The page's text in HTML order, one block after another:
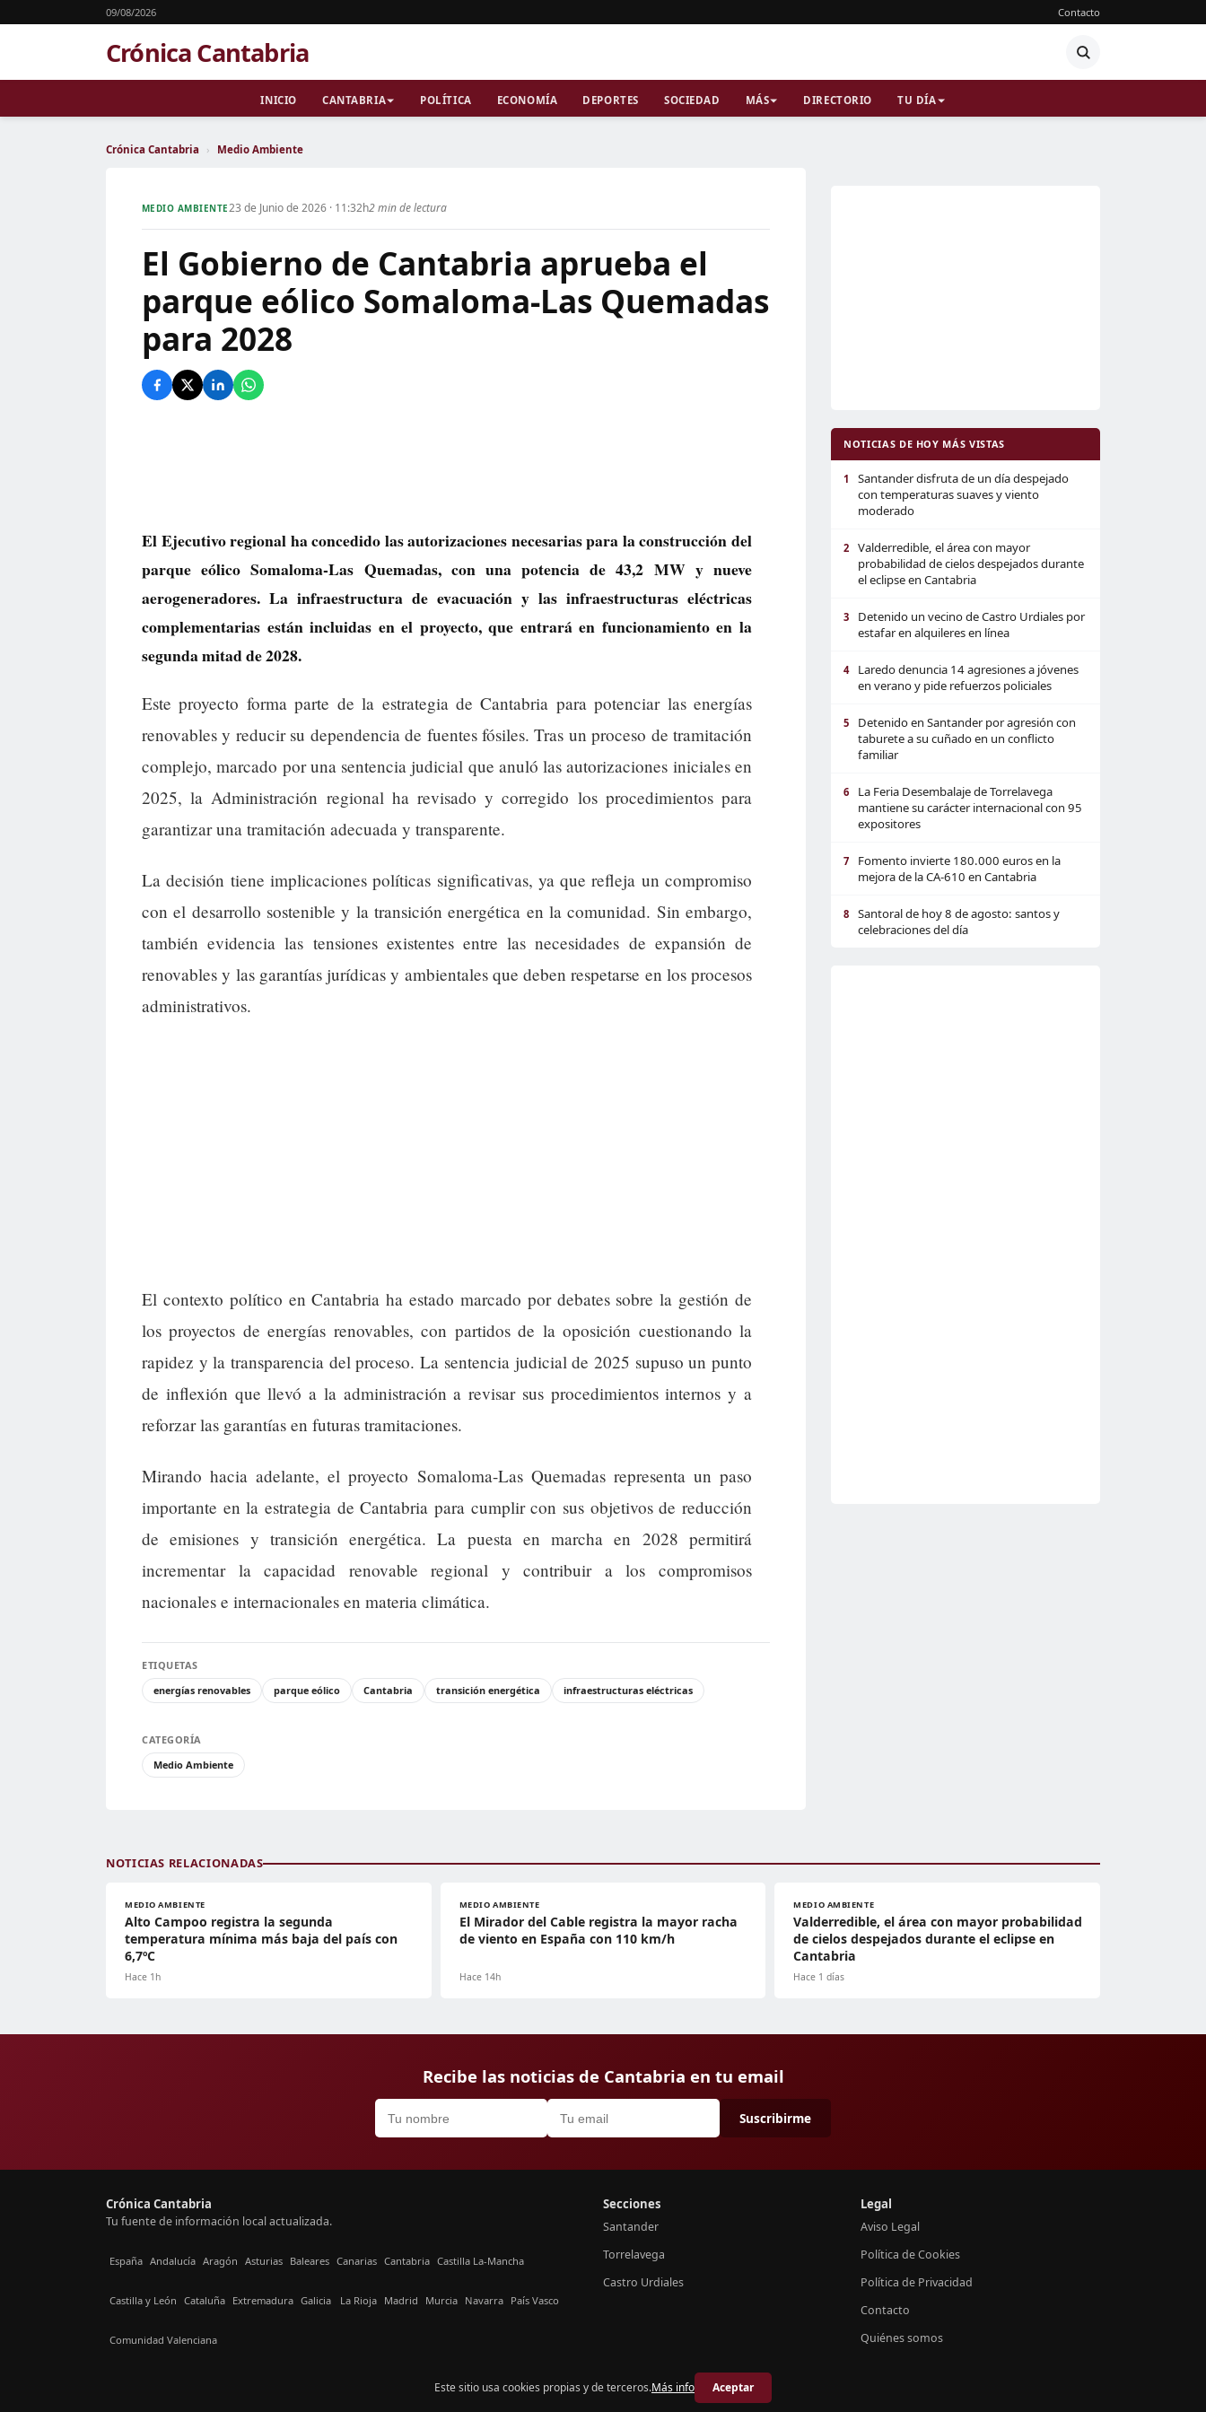
09/08/2026 Contacto
Crónica Cantabria
INICIO CANTABRIA POLÍTICA ECONOMÍA DEPORTES SOCIEDAD MÁS DIRECTORIO TU DÍA
Crónica Cantabria › Medio Ambiente
MEDIO AMBIENTE23 de Junio de 2026 · 11:32h2 min de lectura
El Gobierno de Cantabria aprueba el
parque eólico Somaloma-Las Quemadas
para 2028
El Ejecutivo regional ha concedido las autorizaciones necesarias para la construcción del
parque eólico Somaloma-Las Quemadas, con una potencia de 43,2 MW y nueve
aerogeneradores. La infraestructura de evacuación y las infraestructuras eléctricas
complementarias están incluidas en el proyecto, que entrará en funcionamiento en la
segunda mitad de 2028.
Este proyecto forma parte de la estrategia de Cantabria para potenciar las energías
renovables y reducir su dependencia de fuentes fósiles. Tras un proceso de tramitación
complejo, marcado por una sentencia judicial que anuló las autorizaciones iniciales en
2025, la Administración regional ha revisado y corregido los procedimientos para
garantizar una tramitación adecuada y transparente.
La decisión tiene implicaciones políticas significativas, ya que refleja un compromiso
con el desarrollo sostenible y la transición energética en la comunidad. Sin embargo,
también evidencia las tensiones existentes entre las necesidades de expansión de
renovables y las garantías jurídicas y ambientales que deben respetarse en los procesos
administrativos.
El contexto político en Cantabria ha estado marcado por debates sobre la gestión de
los proyectos de energías renovables, con partidos de la oposición cuestionando la
rapidez y la transparencia del proceso. La sentencia judicial de 2025 supuso un punto
de inflexión que llevó a la administración a revisar sus procedimientos internos y a
reforzar las garantías en futuras tramitaciones.
Mirando hacia adelante, el proyecto Somaloma-Las Quemadas representa un paso
importante en la estrategia de Cantabria para cumplir con sus objetivos de reducción
de emisiones y transición energética. La puesta en marcha en 2028 permitirá
incrementar la capacidad renovable regional y contribuir a los compromisos
nacionales e internacionales en materia climática.
ETIQUETAS
energías renovables
parque eólico Cantabria transición energética infraestructuras eléctricas
CATEGORÍA
Medio Ambiente
NOTICIAS DE HOY MÁS VISTAS
1
Santander disfruta de un día despejado
con temperaturas suaves y viento
moderado
2
Valderredible, el área con mayor
probabilidad de cielos despejados durante
el eclipse en Cantabria
3
Detenido un vecino de Castro Urdiales por
estafar en alquileres en línea
4
Laredo denuncia 14 agresiones a jóvenes
en verano y pide refuerzos policiales
5
Detenido en Santander por agresión con
taburete a su cuñado en un conflicto
familiar
6
La Feria Desembalaje de Torrelavega
mantiene su carácter internacional con 95
expositores
7
Fomento invierte 180.000 euros en la
mejora de la CA-610 en Cantabria
8
Santoral de hoy 8 de agosto: santos y
celebraciones del día
NOTICIAS RELACIONADAS
MEDIO AMBIENTE
Alto Campoo registra la segunda
temperatura mínima más baja del país con
6,7ºC
Hace 1h
MEDIO AMBIENTE
El Mirador del Cable registra la mayor racha
de viento en España con 110 km/h
Hace 14h
MEDIO AMBIENTE
Valderredible, el área con mayor probabilidad
de cielos despejados durante el eclipse en
Cantabria
Hace 1 días
Recibe las noticias de Cantabria en tu email
Suscribirme
Crónica Cantabria
Tu fuente de información local actualizada.
España Andalucía Aragón Asturias Baleares Canarias Cantabria Castilla La-Mancha
Castilla y León Cataluña Extremadura Galicia La Rioja Madrid Murcia Navarra País Vasco
Comunidad Valenciana
Secciones
Santander
Torrelavega
Castro Urdiales
Legal
Aviso Legal
Política de Cookies
Política de Privacidad
Contacto
Quiénes somos
© 2026 Crónica Cantabria
Este sitio usa cookies propias y de terceros.Más info Aceptar